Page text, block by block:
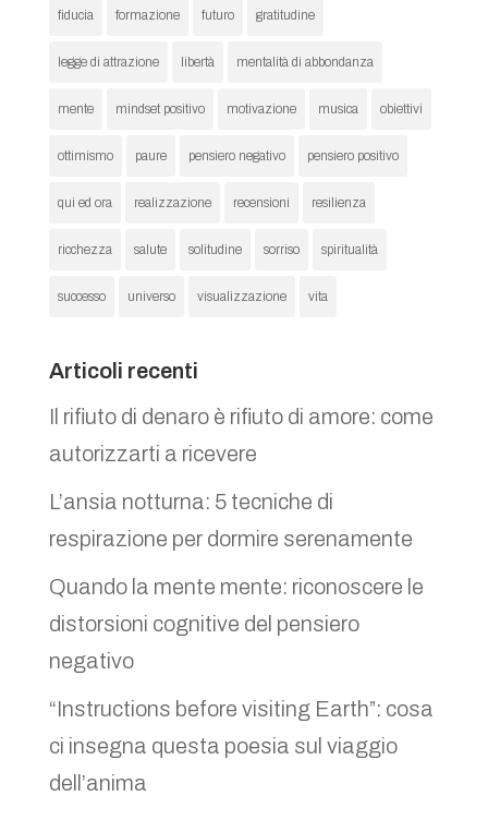
fiducia formazione futuro gratitudine
legge di attrazione libertà mentalità di abbondanza
mente mindset positivo motivazione musica obiettivi
ottimismo paure pensiero negativo pensiero positivo
qui ed ora realizzazione recensioni resilienza
ricchezza salute solitudine sorriso spiritualità
successo universo visualizzazione vita
Articoli recenti
Il rifiuto di denaro è rifiuto di amore: come
autorizzarti a ricevere
L’ansia notturna: 5 tecniche di
respirazione per dormire serenamente
Quando la mente mente: riconoscere le
distorsioni cognitive del pensiero
negativo
“Instructions before visiting Earth”: cosa
ci insegna questa poesia sul viaggio
dell’anima